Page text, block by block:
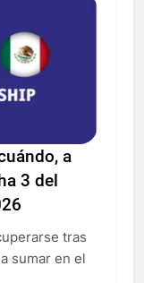
a
3 del
tras
sumar en el